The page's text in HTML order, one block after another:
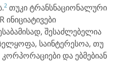
2 თუკი ტრანსნაციონალური
ინიციატივები
შესაძლებელია
საინტერესოა, თუ
და ებმებიან